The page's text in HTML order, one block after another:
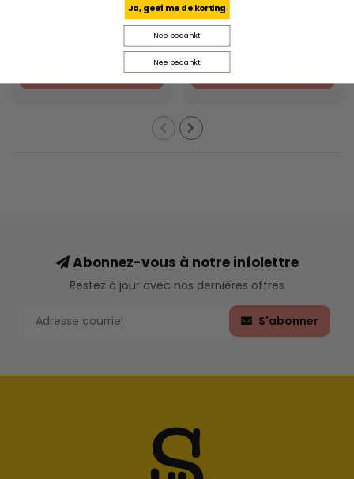
Argentina X Thrasher
Jersey - Black/Blue
S/S Coffee Break T-
Shirt - White
Abonnez-vous à notre infolettre
Restez à jour avec nos dernières offres
S'abonner
Ja, geef me de korting
Nee bedankt
Nee bedankt